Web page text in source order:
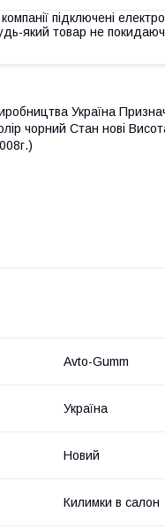
підключені
який товар не
Україна
чорний Стан нові
Avto-Gumm
Україна
Новий
Килимки в салон